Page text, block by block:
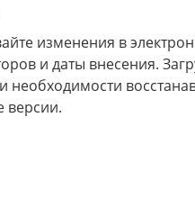
изменения в
и даты внесения.
необходимости
версии.